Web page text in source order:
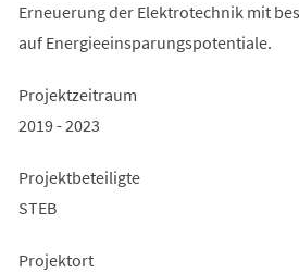
Erneuerung der Elektrotechnik mit
auf Energieeinsparungspotentiale.
Projektzeitraum
2019 - 2023
Projektbeteiligte
STEB
Projektort